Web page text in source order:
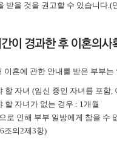
받을 것을 권고할 수 있습니다.(
이혼에 관한 안내를 받은 부부
할 자녀 (임신 중인 자녀를 포함,
할 자녀가 없는 경우 : 1개월
로 인해 부부 일방에게 참을 수
조의2제3항)